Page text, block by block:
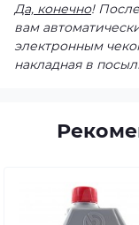
Да, конечно!
вам
электронным
накладная в